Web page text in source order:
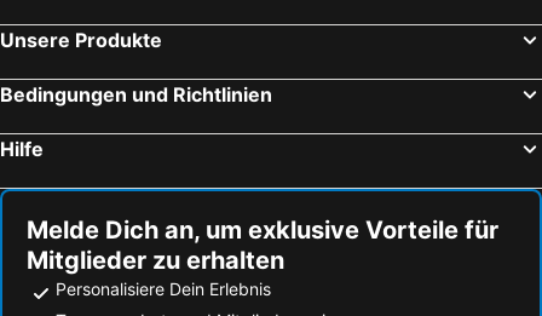
Unsere Produkte
Bedingungen und Richtlinien
Hilfe
Melde Dich an, um exklusive Vorteile für
Mitglieder zu erhalten
Personalisiere Dein Erlebnis